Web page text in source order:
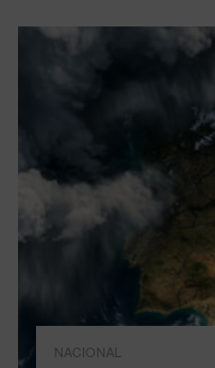
NACIONAL